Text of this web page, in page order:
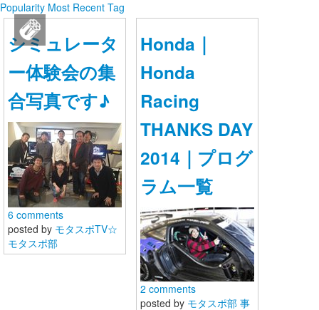
【モタスポ部室】部員専用コミュニティ
ログイン
新規登録
ストリーム
HOT
NEW
TAGS
その他
このコミュニティについて
ヘルプ
REVOLVER
Popularity Most Recent Tag
シミュレータ
ー体験会の集
合写真です♪
6 comments
posted by モタスポTV☆
モタスポ部
Honda｜
Honda
Racing
THANKS DAY
2014｜プログ
ラム一覧
2 comments
posted by モタスポ部 事